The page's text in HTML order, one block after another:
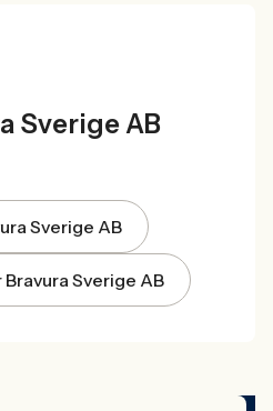
Sverige AB
Sverige AB
Sverige AB